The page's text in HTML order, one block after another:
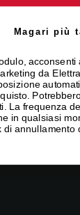
su prodotti,
il supporto che
Magari più
acconsenti
da
La frequenza
in qualsiasi
annullamento